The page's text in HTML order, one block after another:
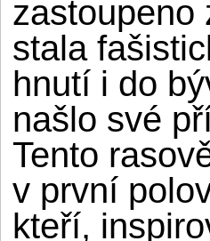
zastoupeno
stala
hnutí i do
našlo své
Tento
v první
kteří,